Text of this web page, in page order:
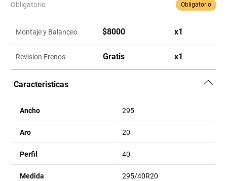
Obligatorio Obligatorio
Montaje y Balanceo $8000 x1
Revision Frenos Gratis x1
Caracteristicas
Ancho 295
Aro 20
Perfil 40
Medida 295/40R20